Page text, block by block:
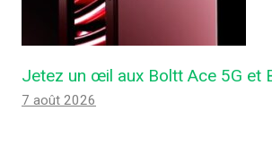
Jetez un œil aux Boltt Ace 5G et
7 août 2026